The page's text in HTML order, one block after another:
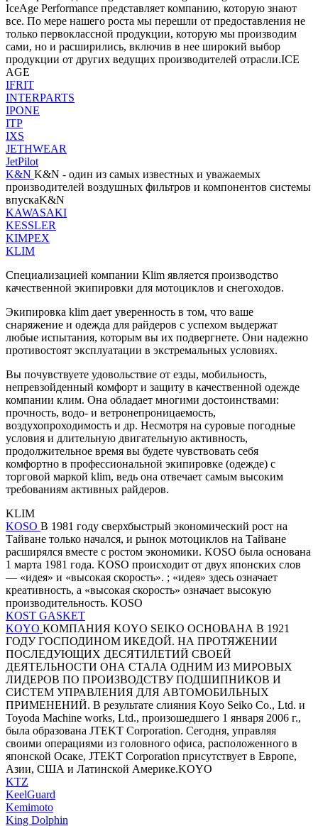
IceAge Performance представляет компанию, которую знают
все. По мере нашего роста мы перешли от предоставления не
только первоклассной продукции, которую мы производим
сами, но и расширились, включив в нее широкий выбор
продукции от других ведущих производителей отрасли.ICE
AGE
IFRIT
INTERPARTS
IPONE
ITP
IXS
JETHWEAR
JetPilot
K&N K&N - один из самых известных и уважаемых
производителей воздушных фильтров и компонентов системы
впускаK&N
KAWASAKI
KESSLER
KIMPEX
KLIM
Специализацией компании Klim является производство
качественной экипировки для мотоциклов и снегоходов.
Экипировка klim дает уверенность в том, что ваше
снаряжение и одежда для райдеров с успехом выдержат
любые испытания, которым вы их подвергнете. Они надежно
противостоят эксплуатации в экстремальных условиях.
Вы почувствуете удовольствие от езды, мобильность,
непревзойденный комфорт и защиту в качественной одежде
компании клим. Она обладает многими достоинствами:
прочность, водо- и ветронепроницаемость,
воздухопроходимость и др. Несмотря на суровые погодные
условия и длительную двигательную активность,
продолжительное время вы будете чувствовать себя
комфортно в профессиональной экипировке (одежде) с
торговой маркой klim, ведь она отвечает самым высоким
требованиям активных райдеров.
KLIM
KOSO В 1981 году сверхбыстрый экономический рост на
Тайване только начался, и рынок мотоциклов на Тайване
расширялся вместе с ростом экономики. KOSO была основана
1 марта 1981 года. KOSO происходит от двух японских слов
— «идея» и «высокая скорость». ; «идея» здесь означает
креативность, а «высокая скорость» означает высокую
производительность. KOSO
KOST GASKET
KOYO КОМПАНИЯ KOYO SEIKO ОСНОВАНА В 1921
ГОДУ ГОСПОДИНОМ ИКЕДОЙ. НА ПРОТЯЖЕНИИ
ПОСЛЕДУЮЩИХ ДЕСЯТИЛЕТИЙ СВОЕЙ
ДЕЯТЕЛЬНОСТИ ОНА СТАЛА ОДНИМ ИЗ МИРОВЫХ
ЛИДЕРОВ ПО ПРОИЗВОДСТВУ ПОДШИПНИКОВ И
СИСТЕМ УПРАВЛЕНИЯ ДЛЯ АВТОМОБИЛЬНЫХ
ПРИМЕНЕНИЙ. В результате слияния Koyo Seiko Co., Ltd. и
Toyoda Machine works, Ltd., произошедшего 1 января 2006 г.,
была образована JTEKT Corporation. Сегодня, управляя
своими операциями из головного офиса, расположенного в
японской Осаке, JTEKT Corporation присутствует в Европе,
Азии, США и Латинской Америке.KOYO
KTZ
KeelGuard
Kemimoto
King Dolphin